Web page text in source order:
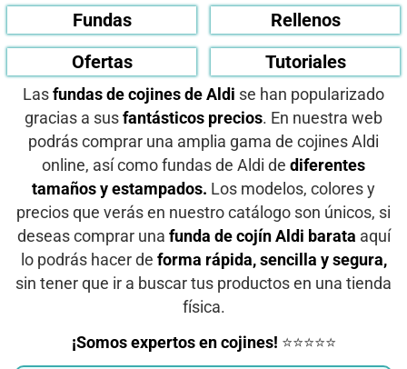
Fundas
Rellenos
Ofertas
Tutoriales
Las fundas de cojines de Aldi se han popularizado
gracias a sus fantásticos precios. En nuestra web
podrás comprar una amplia gama de cojines Aldi
online, así como fundas de Aldi de diferentes
tamaños y estampados. Los modelos, colores y
precios que verás en nuestro catálogo son únicos, si
deseas comprar una funda de cojín Aldi barata aquí
lo podrás hacer de forma rápida, sencilla y segura,
sin tener que ir a buscar tus productos en una tienda
física.
¡Somos expertos en cojines! ⭐⭐⭐⭐⭐